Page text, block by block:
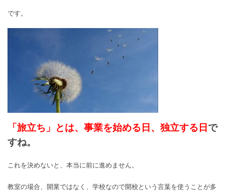
です。
「旅立ち」とは、事業を始める日、独立する日 で
すね。
これを決めないと、本当に前に進めません。
教室の場合、開業ではなく、 学校なので開校という言葉を使うことが多